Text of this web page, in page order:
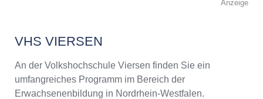
Anzeige
VHS VIERSEN
An der Volkshochschule Viersen finden Sie ein
umfangreiches Programm im Bereich der
Erwachsenenbildung in Nordrhein-Westfalen.